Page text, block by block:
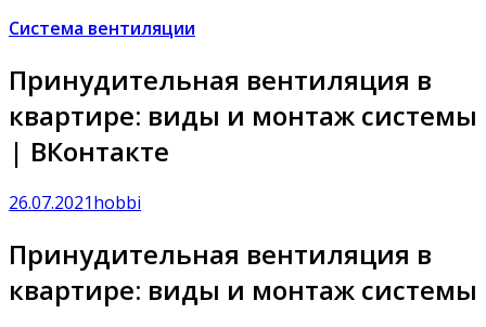
Система вентиляции
Принудительная вентиляция в
квартире: виды и монтаж системы
| ВКонтакте
26.07.2021hobbi
Принудительная вентиляция в
квартире: виды и монтаж системы